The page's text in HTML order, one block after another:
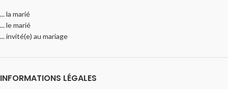
... la marié
... le marié
... invité(e) au mariage
INFORMATIONS LÉGALES